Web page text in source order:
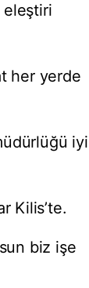
eleştiri
her yerde
iyi
Kilis’te.
biz işe